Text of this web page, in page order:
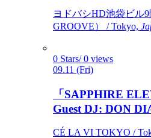
ヨドバシHD池袋ビル
GROOVE） / Tokyo,
0 Stars/ 0 views
09.11 (Fri)
「SAPPHIRE
Guest DJ: DON
CÉ LA VI TOKYO /